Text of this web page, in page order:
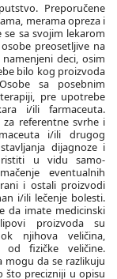
Preporučene
merama opreza i
sa svojim lekarom
preosetljive na
deci, osim
bilo kog proizvoda
sa posebnim
pre upotrebe
i/ili farmaceuta.
referentne svrhe i
i/ili drugog
dijagnoze i
u vidu samo-
eventualnih
i ostali proizvodi
i/ili lečenje bolesti.
da imate medicinski
proizvoda su
njihova veličina,
fizičke veličine.
mogu da se razlikuju
što precizniji u opisu